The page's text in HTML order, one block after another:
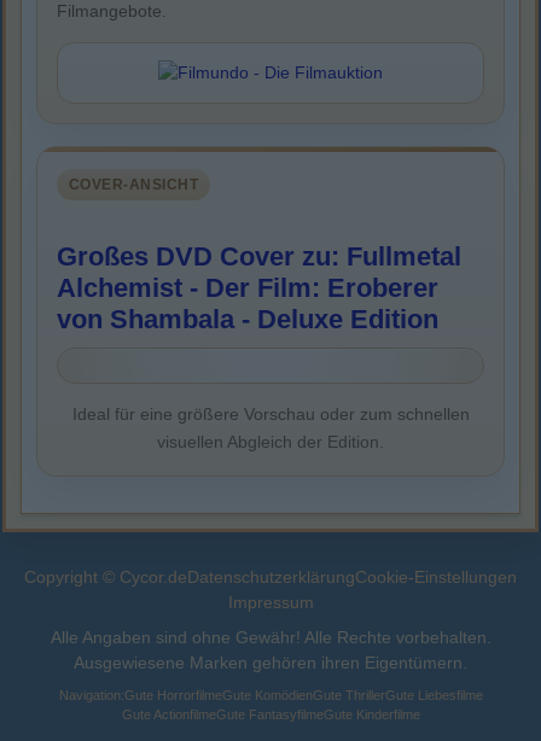
Filmangebote.
COVER-ANSICHT
Großes DVD Cover zu: Fullmetal
Alchemist - Der Film: Eroberer
von Shambala - Deluxe Edition
Ideal für eine größere Vorschau oder zum schnellen
visuellen Abgleich der Edition.
Copyright © Cycor.deDatenschutzerklärungCookie-Einstellungen
Impressum
Alle Angaben sind ohne Gewähr! Alle Rechte vorbehalten.
Ausgewiesene Marken gehören ihren Eigentümern.
Navigation:Gute HorrorfilmeGute KomödienGute ThrillerGute Liebesfilme
Gute ActionfilmeGute FantasyfilmeGute Kinderfilme